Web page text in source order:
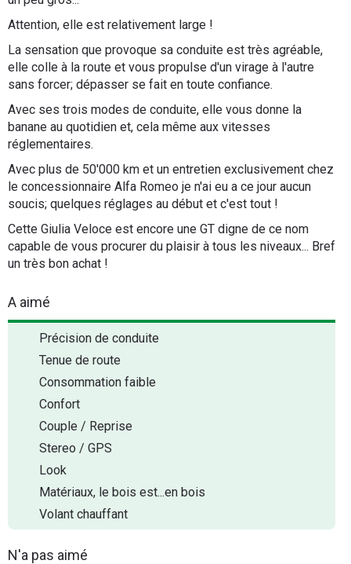
Attention, elle est relativement large !
La sensation que provoque sa conduite est très agréable,
elle colle à la route et vous propulse d'un virage à l'autre
sans forcer; dépasser se fait en toute confiance.
Avec ses trois modes de conduite, elle vous donne la
banane au quotidien et, cela même aux vitesses
réglementaires.
Avec plus de 50'000 km et un entretien exclusivement chez
le concessionnaire Alfa Romeo je n'ai eu a ce jour aucun
soucis; quelques réglages au début et c'est tout !
Cette Giulia Veloce est encore une GT digne de ce nom
capable de vous procurer du plaisir à tous les niveaux... Bref
un très bon achat !
A aimé
Précision de conduite
Tenue de route
Consommation faible
Confort
Couple / Reprise
Stereo / GPS
Look
Matériaux, le bois est...en bois
Volant chauffant
N'a pas aimé